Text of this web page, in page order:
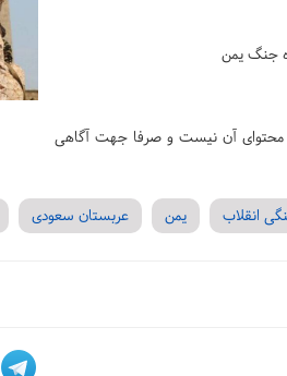
محتوای آن نیست و صرفا جهت آگاهی
انقلاب یمن عربستان سعودی